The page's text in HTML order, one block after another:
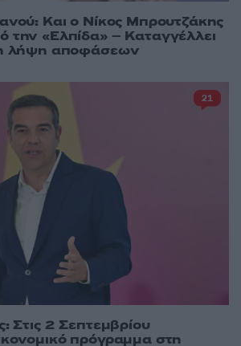
Και ο Νίκος Μπρουτζάκης
«Ελπίδα» – Καταγγέλλει
λήψη αποφάσεων
Στις 2 Σεπτεμβρίου
πρόγραμμα στη
21